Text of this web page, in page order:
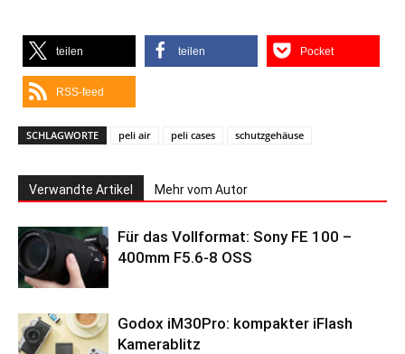
teilen teilen Pocket
RSS-feed
SCHLAGWORTE peli air peli cases schutzgehäuse
Verwandte Artikel Mehr vom Autor
Für das Vollformat: Sony FE 100 –
400mm F5.6-8 OSS
Godox iM30Pro: kompakter iFlash
Kamerablitz